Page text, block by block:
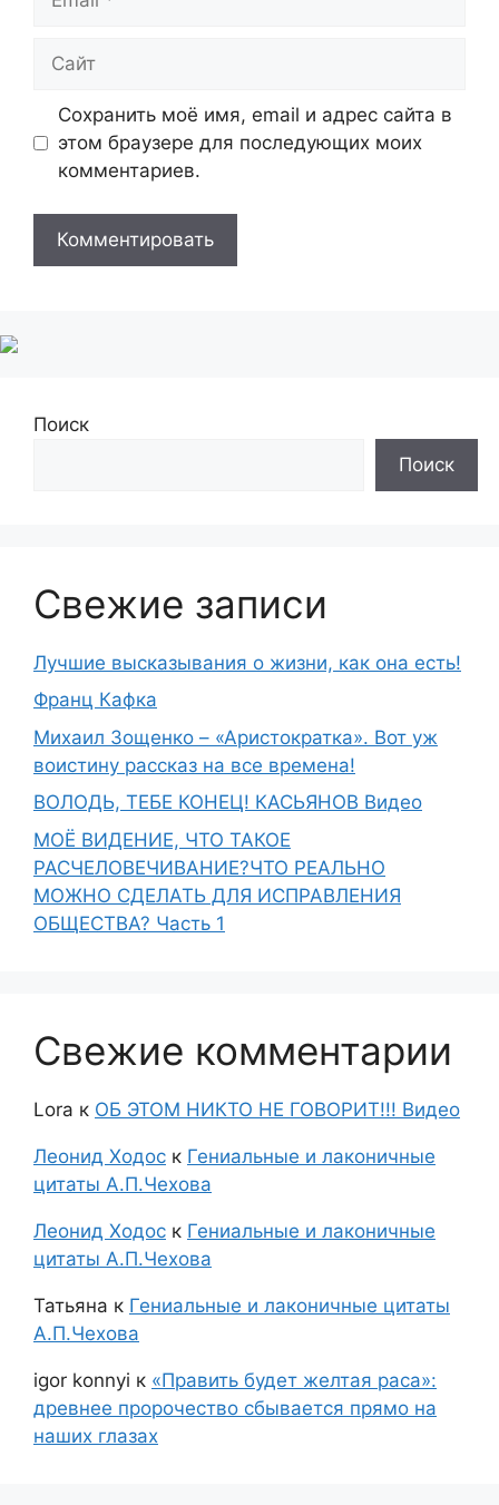
Сайт
Сохранить моё имя, email и адрес сайта в
этом браузере для последующих моих
комментариев.
Поиск
Поиск
Свежие записи
Лучшие высказывания о жизни, как она есть!
Франц Кафка
Михаил Зощенко – «Аристократка». Вот уж
воистину рассказ на все времена!
ВОЛОДЬ, ТЕБЕ КОНЕЦ! КАСЬЯНОВ Видео
МОЁ ВИДЕНИЕ, ЧТО ТАКОЕ
РАСЧЕЛОВЕЧИВАНИЕ?ЧТО РЕАЛЬНО
МОЖНО СДЕЛАТЬ ДЛЯ ИСПРАВЛЕНИЯ
ОБЩЕСТВА? Часть 1
Свежие комментарии
Lora к ОБ ЭТОМ НИКТО НЕ ГОВОРИТ!!! Видео
Леонид Ходос к Гениальные и лаконичные
цитаты А.П.Чехова
Леонид Ходос к Гениальные и лаконичные
цитаты А.П.Чехова
Татьяна к Гениальные и лаконичные цитаты
А.П.Чехова
igor konnyi к «Править будет желтая раса»:
древнее пророчество сбывается прямо на
наших глазах